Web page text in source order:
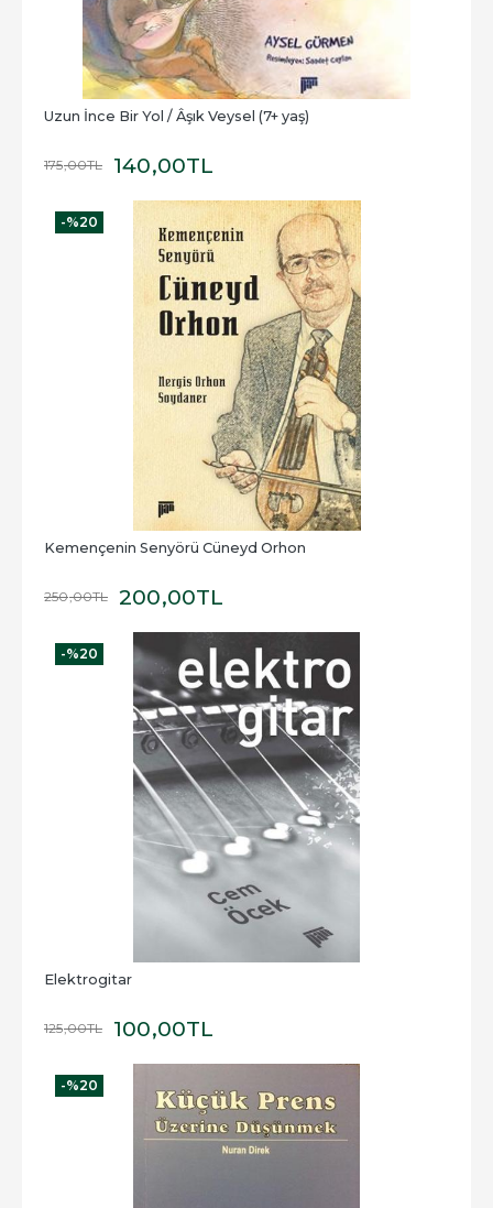
Uzun İnce Bir Yol / Âşık Veysel (7+ yaş)
175,00TL 140,00TL
-%20
Kemençenin Senyörü Cüneyd Orhon
250,00TL 200,00TL
-%20
Elektrogitar
125,00TL 100,00TL
-%20